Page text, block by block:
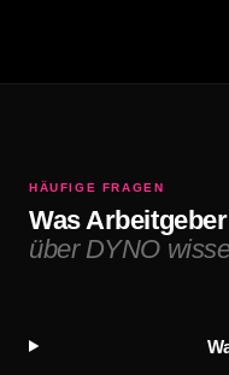
HÄUFIGE FRAGEN
Was
über DYNO